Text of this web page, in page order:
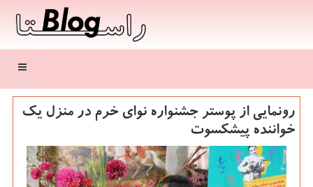
منو
رونمایی از پوستر جشنواره نوای خرم در منزل یك
خواننده پیشكسوت